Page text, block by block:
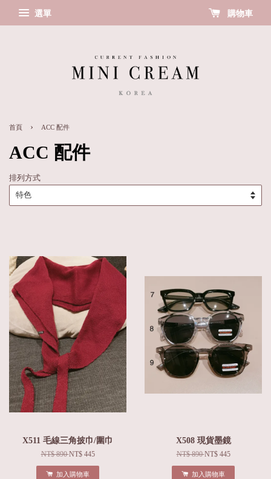
選單 購物車
首頁 › ACC 配件
ACC 配件
排列方式
X511 毛線三角披巾/圍巾
NT$ 890NT$ 445
加入購物車
X508 現貨墨鏡
NT$ 890NT$ 445
加入購物車